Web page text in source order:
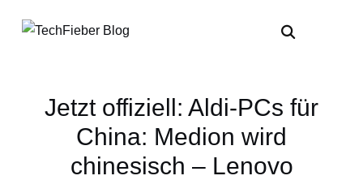
Jetzt offiziell: Aldi-PCs für
China: Medion wird
chinesisch – Lenovo